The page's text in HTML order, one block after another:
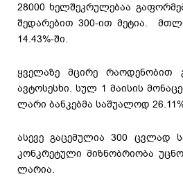
28000 ხელშეკრულებაა
შედარებით 300-ით მეტია.
14.43%-ში.
ყველაზე მცირე რაოდენობით
ავტოსესხი. სულ 1 მაისის
ლარი ბანკებმა საშუალოდ
ასევე გაცემულია 300 ცვლად
კონკრეტული მიზნობრიობა
ლარია.